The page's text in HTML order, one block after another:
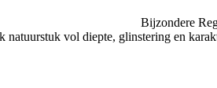
Bijzondere
natuurstuk vol diepte, glinstering en